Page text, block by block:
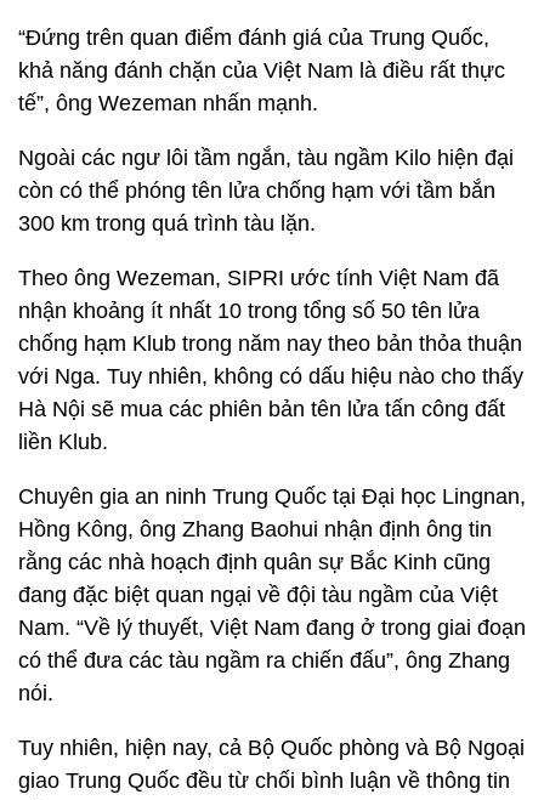
“Đứng trên quan điểm đánh giá của Trung Quốc,
khả năng đánh chặn của Việt Nam là điều rất thực
tế”, ông Wezeman nhấn mạnh.
Ngoài các ngư lôi tầm ngắn, tàu ngầm Kilo hiện đại
còn có thể phóng tên lửa chống hạm với tầm bắn
300 km trong quá trình tàu lặn.
Theo ông Wezeman, SIPRI ước tính Việt Nam đã
nhận khoảng ít nhất 10 trong tổng số 50 tên lửa
chống hạm Klub trong năm nay theo bản thỏa thuận
với Nga. Tuy nhiên, không có dấu hiệu nào cho thấy
Hà Nội sẽ mua các phiên bản tên lửa tấn công đất
liền Klub.
Chuyên gia an ninh Trung Quốc tại Đại học Lingnan,
Hồng Kông, ông Zhang Baohui nhận định ông tin
rằng các nhà hoạch định quân sự Bắc Kinh cũng
đang đặc biệt quan ngại về đội tàu ngầm của Việt
Nam. “Về lý thuyết, Việt Nam đang ở trong giai đoạn
có thể đưa các tàu ngầm ra chiến đấu”, ông Zhang
nói.
Tuy nhiên, hiện nay, cả Bộ Quốc phòng và Bộ Ngoại
giao Trung Quốc đều từ chối bình luận về thông tin